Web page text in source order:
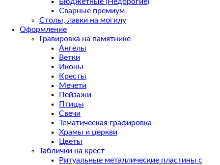
Сварные премиум
Столы, лавки на могилу
Оформление
Гравировка на памятнике
Ангелы
Ветки
Иконы
Кресты
Мечети
Пейзажи
Птицы
Свечи
Тематическая графировка
Храмы и церкви
Цветы
Таблички на крест
Ритуальные металлические пластины с